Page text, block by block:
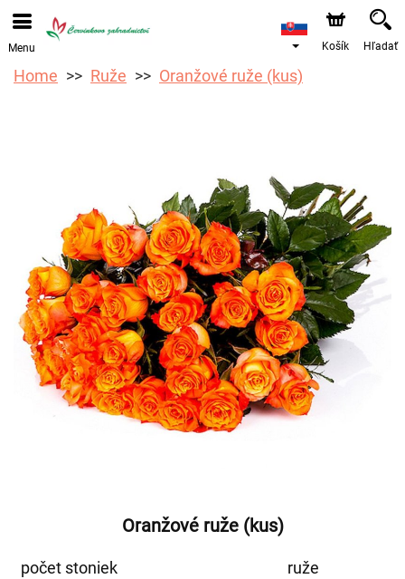
Objednávky prijímame prostredníctvom nášho e-shopu.
Najskorší možný termín doručenia je od 12.8.2026 z
Menu Košík Hľadať
Home Ruže Oranžové ruže (kus)
Oranžové ruže (kus)
počet stoniek ruže